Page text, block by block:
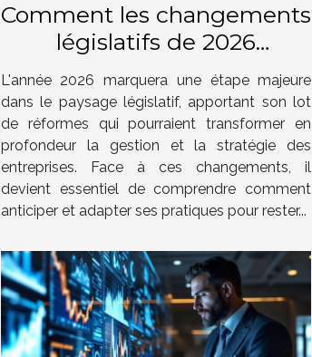
Comment les changements
législatifs de 2026
impacteront-ils votre
entreprise ?
L'année 2026 marquera une étape majeure
dans le paysage législatif, apportant son lot
de réformes qui pourraient transformer en
profondeur la gestion et la stratégie des
entreprises. Face à ces changements, il
devient essentiel de comprendre comment
anticiper et adapter ses pratiques pour rester...